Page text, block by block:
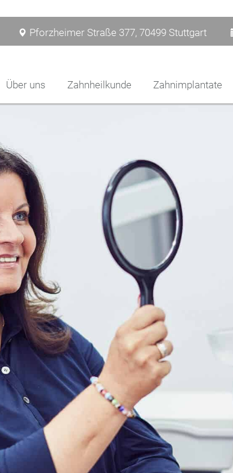
Pforzheimer Straße 377, 70499 Stuttgart
Über uns Zahnheilkunde Zahnimplantate